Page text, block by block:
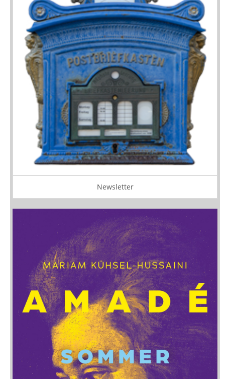
Newsletter